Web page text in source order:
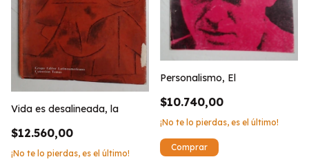
Vida es desalineada, la
$12.560,00
¡No te lo pierdas, es el último!
Personalismo, El
$10.740,00
¡No te lo pierdas, es el último!